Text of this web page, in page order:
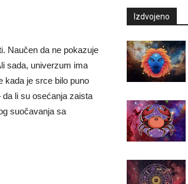
Naučen da ne pokazuje
sada, univerzum ima
kada je srce bilo puno
da li su osećanja zaista
suočavanja sa
Izdvojeno